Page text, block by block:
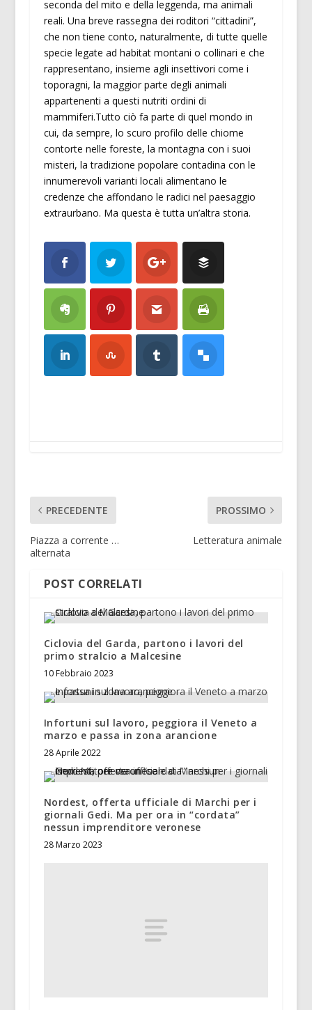
seconda del mito e della leggenda, ma animali
reali. Una breve rassegna dei roditori “cittadini”,
che non tiene conto, naturalmente, di tutte quelle
specie legate ad habitat montani o collinari e che
rappresentano, insieme agli insettivori come i
toporagni, la maggior parte degli animali
appartenenti a questi nutriti ordini di
mammiferi.Tutto ciò fa parte di quel mondo in
cui, da sempre, lo scuro profilo delle chiome
contorte nelle foreste, la montagna con i suoi
misteri, la tradizione popolare contadina con le
innumerevoli varianti locali alimentano le
credenze che affondano le radici nel paesaggio
extraurbano. Ma questa è tutta un’altra storia.
PRECEDENTE
Piazza a corrente …
alternata
PROSSIMO
Letteratura animale
POST CORRELATI
Ciclovia del Garda, partono i lavori del
primo stralcio a Malcesine
10 Febbraio 2023
Infortuni sul lavoro, peggiora il Veneto a
marzo e passa in zona arancione
28 Aprile 2022
Nordest, offerta ufficiale di Marchi per i
giornali Gedi. Ma per ora in “cordata”
nessun imprenditore veronese
28 Marzo 2023